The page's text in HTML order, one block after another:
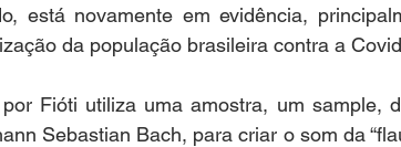
está novamente em evidência,
da população brasileira contra a
Fióti utiliza uma amostra, um sample,
Sebastian Bach, para criar o som da